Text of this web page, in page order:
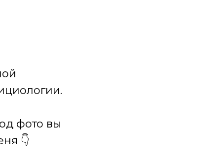
фото вы
👇